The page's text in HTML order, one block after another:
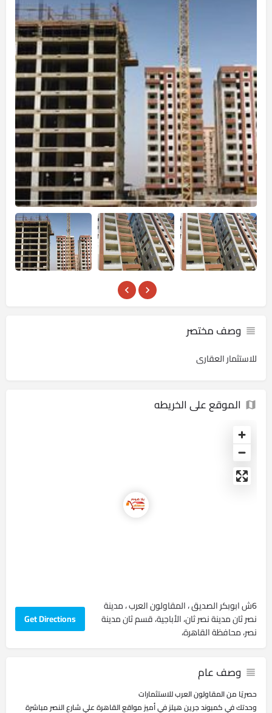
وصف مختصر
للاستثمار العقارى
الموقع على الخريطه
6ش ابوبكر الصديق ، المقاولون العرب ، مدينة
نصر ثان مدينة نصر ثان، الأباجية، قسم ثان مدينة
نصر، محافظة القاهرة‬،
Get Directions
وصف عام
حصريًا من المقاولون العرب للاستثمارات
وحدتك في كمبوند جرين هيلز في أميز مواقع القاهرة علي شارع النصر مباشرة